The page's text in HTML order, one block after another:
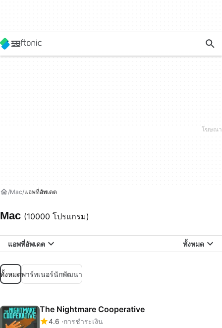
Mac แอพที่อัพเดต
Mac (10000 โปรแกรม)
แอพที่อัพเดต ทั้งหมด
ทั้งหมดพาร์ทเนอร์นักพัฒนา
The Nightmare Cooperative
4.6 การชำระเงิน